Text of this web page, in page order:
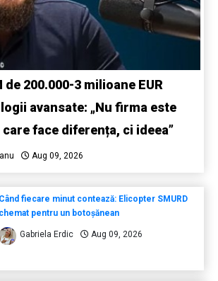
200.000-3 milioane EUR
avansate: „Nu firma este
face diferența, ci ideea”
Aug 09, 2026
Când fiecare minut contează: Elicopter SMURD
chemat pentru un botoșănean
Gabriela Erdic Aug 09, 2026